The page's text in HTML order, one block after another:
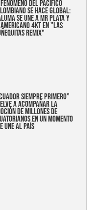
DEL PACÍFICO
SE HACE GLOBAL:
SE UNE A MR PLATA Y
4KT EN "LAS
REMIX"
siempre primero”
a acompañar la
de millones de
en un momento
une al país